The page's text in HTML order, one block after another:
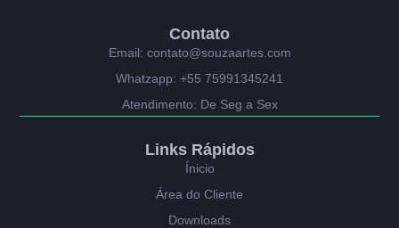
Contato
Email: contato@souzaartes.com
Whatzapp: +55 75991345241
Atendimento: De Seg a Sex
Links Rápidos
Ínicio
Área do Cliente
Downloads